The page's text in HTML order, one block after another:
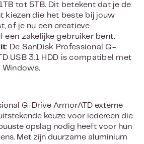
tot 5TB. Dit betekent dat je de
kiezen die het beste bij jouw
of je nu een creatieve
een zakelijke gebruiker bent.
: De SanDisk Professional G-
USB 3.1 HDD is compatibel met
Windows.
G-Drive ArmorATD externe
keuze voor iedereen die
opslag nodig heeft voor hun
Met zijn duurzame aluminium